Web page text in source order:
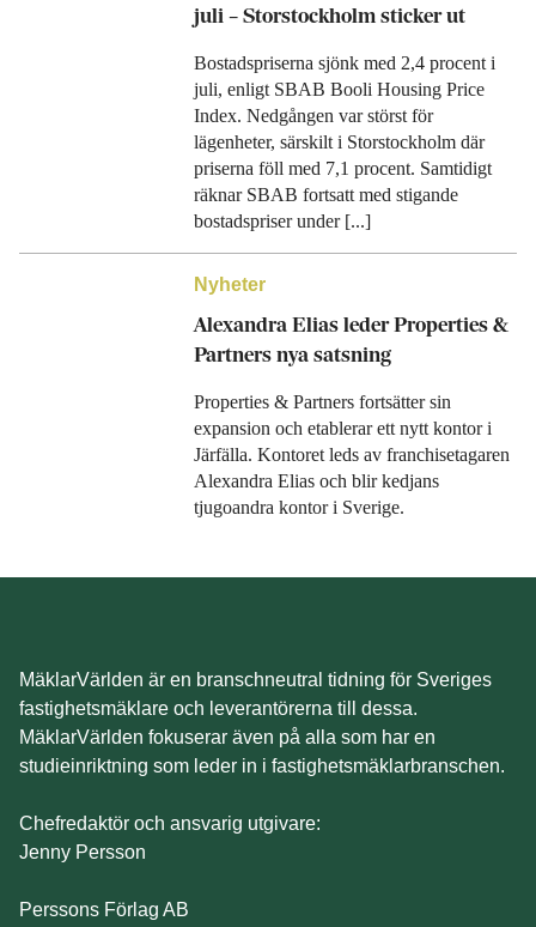
juli – Storstockholm sticker ut
Bostadspriserna sjönk med 2,4 procent i
juli, enligt SBAB Booli Housing Price
Index. Nedgången var störst för
lägenheter, särskilt i Storstockholm där
priserna föll med 7,1 procent. Samtidigt
räknar SBAB fortsatt med stigande
bostadspriser under [...]
Nyheter
Alexandra Elias leder Properties &
Partners nya satsning
Properties & Partners fortsätter sin
expansion och etablerar ett nytt kontor i
Järfälla. Kontoret leds av franchisetagaren
Alexandra Elias och blir kedjans
tjugoandra kontor i Sverige.
MäklarVärlden är en branschneutral tidning för Sveriges
fastighetsmäklare och leverantörerna till dessa.
MäklarVärlden fokuserar även på alla som har en
studieinriktning som leder in i fastighetsmäklarbranschen.
Chefredaktör och ansvarig utgivare:
Jenny Persson
Perssons Förlag AB